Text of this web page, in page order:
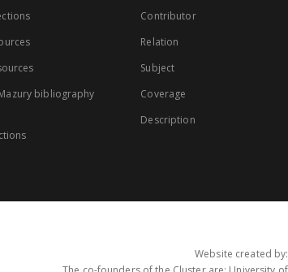
bibliography
Contributor
Relation
Subject
Coverage
Description
Website created